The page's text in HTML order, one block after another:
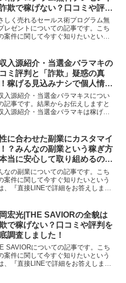
欺で稼げない？口コミや評判
底調査しました！
しく売れるセールス術プログラム無
レゼントについての記事です。こち
案件に関して今すぐ知りたいという
案件を教えて欲しいという方は、自
実際にやっていて...
入源紹介・当選金バラマキの
ミ評判と「詐欺」疑惑の真
稼げる見込みナシで個人情報
！？
入源紹介・当選金バラマキスについ
記事です。結果からお伝えしますと
入源紹介・当選金バラマキは稼げそ
う結果になりました。こちらの案件
して今すぐ知りた...
に合わせた副業にカスタマイ
？みんなの副業という稼ぎ方
当に安心して取り組めるの
なの副業についての記事です。こち
案件に関して今すぐ知りたいという
、『直接LINEで詳細をお答えします
実際にやっていて、稼げている案件
料でプレゼントし...
宏光|THE SAVIORの全貌は
で稼げない？口コミや評判を
調査しました！
SAVIORについての記事です。こち
案件に関して今すぐ知りたいという
、『直接LINEで詳細をお答えします